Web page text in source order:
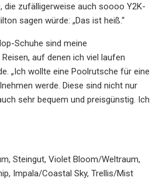
die zufälligerweise auch soooo Y2K-
sagen würde: „Das ist heiß.“
Schuhe sind meine
auf denen ich viel laufen
„Ich wollte eine Poolrutsche für eine
werde. Diese sind nicht nur
sehr bequem und preisgünstig. Ich
Steingut, Violet Bloom/Weltraum,
Impala/Coastal Sky, Trellis/Mist